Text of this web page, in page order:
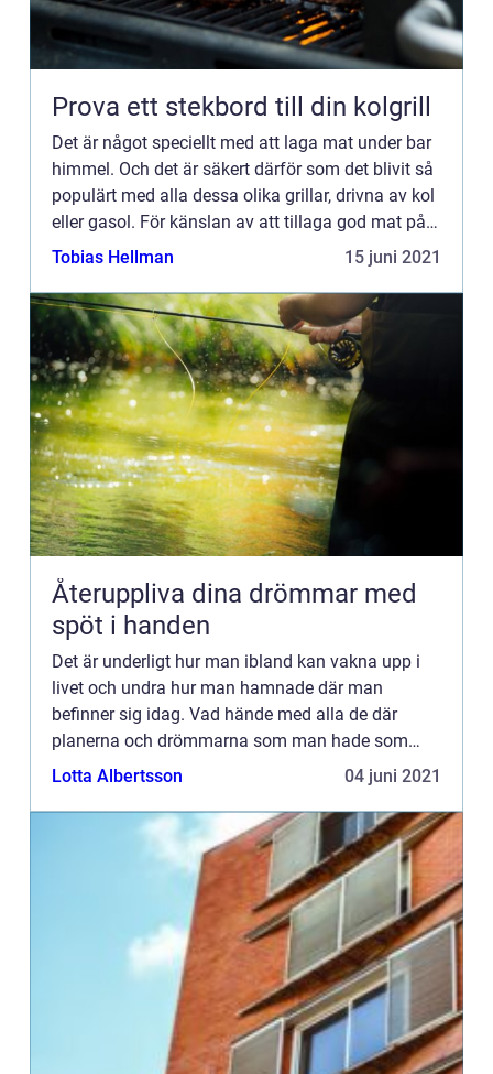
Prova ett stekbord till din kolgrill
Det är något speciellt med att laga mat under bar
himmel. Och det är säkert därför som det blivit så
populärt med alla dessa olika grillar, drivna av kol
eller gasol. För känslan av att tillaga god mat på
ett mer traditionellt och primitivt sätt, är ...
Tobias Hellman 15 juni 2021
Återuppliva dina drömmar med
spöt i handen
Det är underligt hur man ibland kan vakna upp i
livet och undra hur man hamnade där man
befinner sig idag. Vad hände med alla de där
planerna och drömmarna som man hade som
yngre? Eller kanske bara för några år sedan.Det är
Lotta Albertsson 04 juni 2021